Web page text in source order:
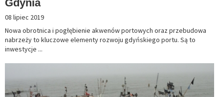
Gdynia
08 lipiec 2019
Nowa obrotnica i pogłębienie akwenów portowych oraz przebudowa
nabrzeży to kluczowe elementy rozwoju gdyńskiego portu. Są to
inwestycje ...